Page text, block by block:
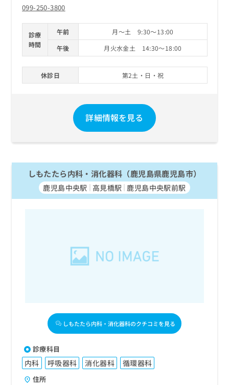
099-250-3800
診療
時間
午前
月～土 9:30～13:00
午後
月火水金土 14:30～18:00
休診日 第2土・日・祝
詳細情報を見る
しもたたら内科・消化器科（鹿児島県鹿児島市）
鹿児島中央駅 高見橋駅 鹿児島中央駅前駅
しもたたら内科・消化器科のクチコミを見る
診療科目
内科 呼吸器科 消化器科 循環器科
住所